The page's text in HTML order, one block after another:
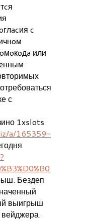
c
или
с
1xslots
a/165359-
Бездеп
выигрыш
вейджера.